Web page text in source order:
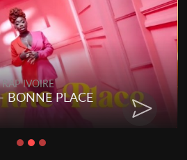
RAP IVOIRE
BONNE PLACE